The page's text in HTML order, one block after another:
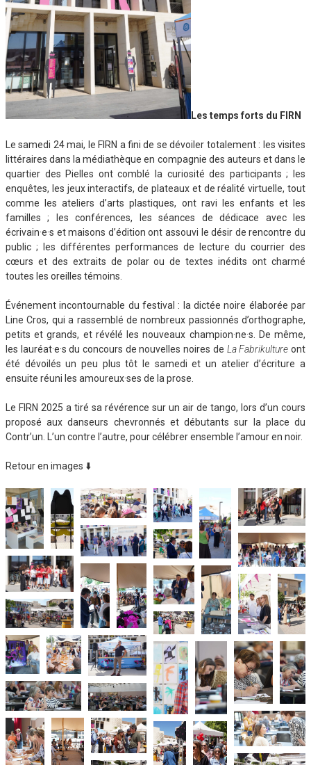
Les temps forts du FIRN
Le samedi 24 mai, le FIRN a fini de se dévoiler totalement : les visites
littéraires dans la médiathèque en compagnie des auteurs et dans le
quartier des Pielles ont comblé la curiosité des participants ; les
enquêtes, les jeux interactifs, de plateaux et de réalité virtuelle, tout
comme les ateliers d’arts plastiques, ont ravi les enfants et les
familles ; les conférences, les séances de dédicace avec les
écrivain·e·s et maisons d’édition ont assouvi le désir de rencontre du
public ; les différentes performances de lecture du courrier des
cœurs et des extraits de polar ou de textes inédits ont charmé
toutes les oreilles témoins.
Événement incontournable du festival : la dictée noire élaborée par
Line Cros, qui a rassemblé de nombreux passionnés d’orthographe,
petits et grands, et révélé les nouveaux champion·ne·s. De même,
les lauréat·e·s du concours de nouvelles noires de La Fabrikultureont
été dévoilés un peu plus tôt le samedi et un atelier d’écriture a
ensuite réuni les amoureux·ses de la prose.
Le FIRN 2025 a tiré sa révérence sur un air de tango, lors d’un cours
proposé aux danseurs chevronnés et débutants sur la place du
Contr’un. L’un contre l’autre, pour célébrer ensemble l’amour en noir.
Retour en images ⬇️